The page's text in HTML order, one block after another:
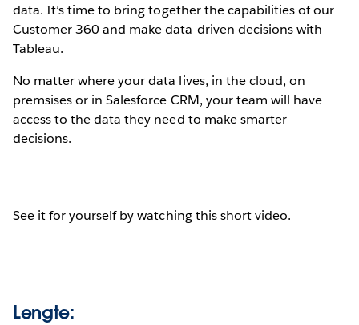
data. It’s time to bring together the capabilities of our
Customer 360 and make data-driven decisions with
Tableau.
No matter where your data lives, in the cloud, on
premsises or in Salesforce CRM, your team will have
access to the data they need to make smarter
decisions.
See it for yourself by watching this short video.
Lengte: